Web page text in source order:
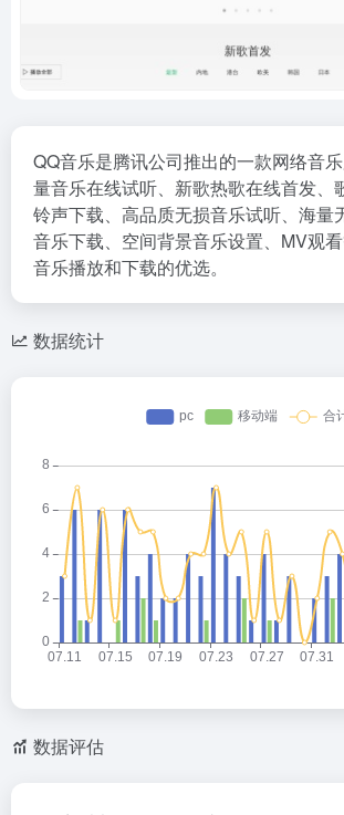
QQ音乐是腾讯公司推出的一款网络音
量音乐在线试听、新歌热歌在线首发、
铃声下载、高品质无损音乐试听、海量
音乐下载、空间背景音乐设置、MV观
音乐播放和下载的优选。
数据统计
数据评估